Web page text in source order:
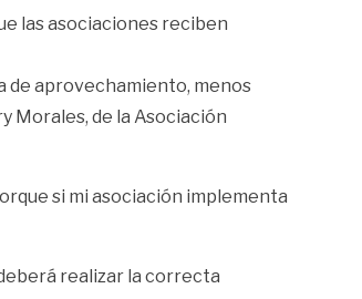
las asociaciones reciben
de aprovechamiento, menos
Morales, de la Asociación
si mi asociación implementa
realizar la correcta